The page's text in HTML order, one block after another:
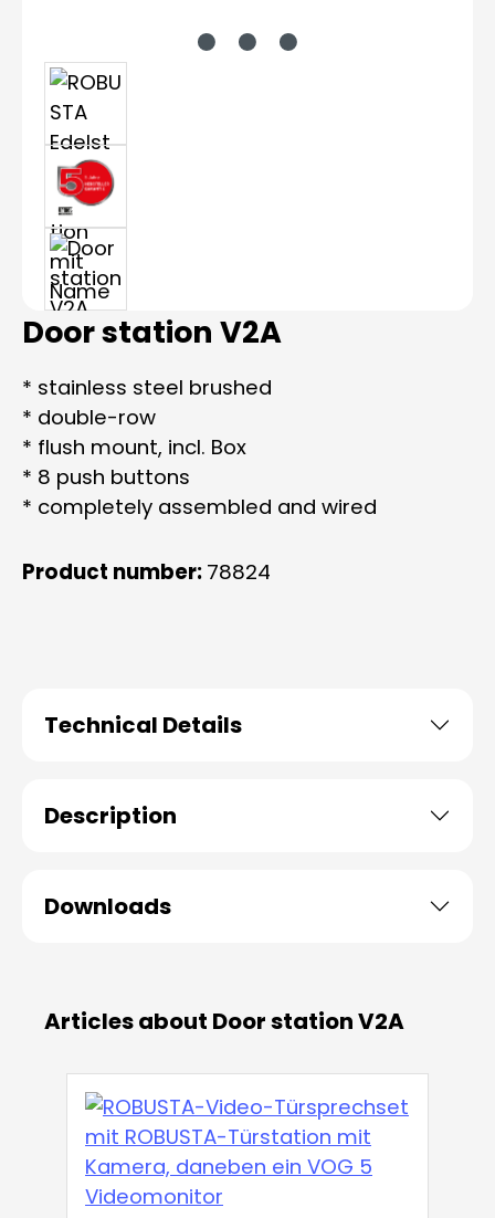
Door station V2A
* stainless steel brushed
* double-row
* flush mount, incl. Box
* 8 push buttons
* completely assembled and wired
Product number: 78824
Technical Details
Description
Downloads
Articles about Door station V2A